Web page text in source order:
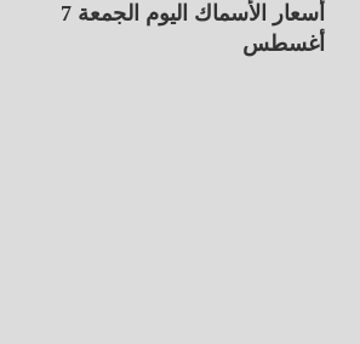
أسعار الأسماك اليوم الجمعة 7
أغسطس